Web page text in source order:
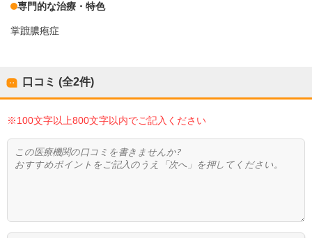
専門的な治療・特色
掌蹠膿疱症
口コミ (全2件)
※100文字以上800文字以内でご記入ください